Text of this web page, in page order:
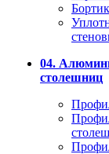
04.
столешниц